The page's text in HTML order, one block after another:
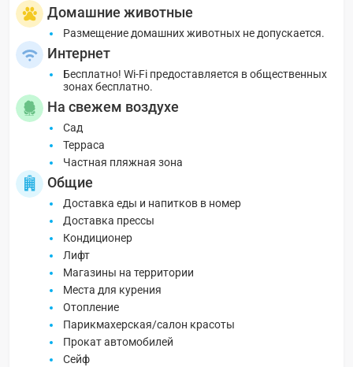
Домашние животные
Размещение домашних животных не допускается.
Интернет
Бесплатно! Wi-Fi предоставляется в общественных
зонах бесплатно.
На свежем воздухе
Сад
Терраса
Частная пляжная зона
Общие
Доставка еды и напитков в номер
Доставка прессы
Кондиционер
Лифт
Магазины на территории
Места для курения
Отопление
Парикмахерская/салон красоты
Прокат автомобилей
Сейф